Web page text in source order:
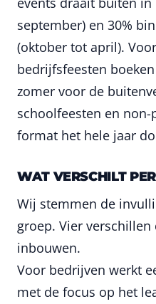
september) en 30%
(oktober tot april).
bedrijfsfeesten
zomer voor de
schoolfeesten en
format het hele jaar
WAT VERSCHILT
Wij stemmen de
groep. Vier
inbouwen.
Voor bedrijven werkt
met de focus op het